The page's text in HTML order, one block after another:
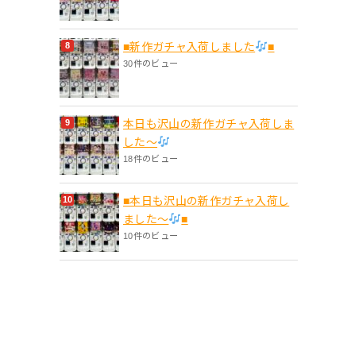
■新作ガチャ入荷しました ■
30件のビュー
本日も沢山の新作ガチャ入荷しま
した〜
18件のビュー
■本日も沢山の新作ガチャ入荷し
ました〜
■
10件のビュー